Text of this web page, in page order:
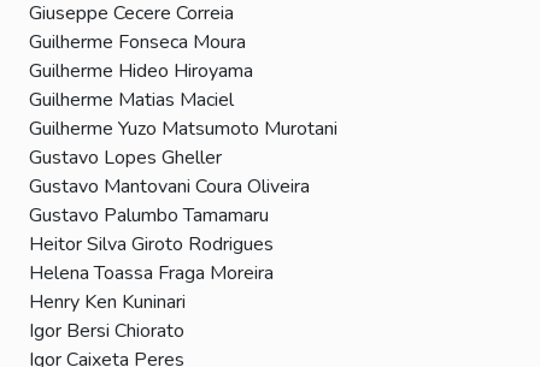
Giuseppe Cecere Correia
Guilherme Fonseca Moura
Guilherme Hideo Hiroyama
Guilherme Matias Maciel
Guilherme Yuzo Matsumoto Murotani
Gustavo Lopes Gheller
Gustavo Mantovani Coura Oliveira
Gustavo Palumbo Tamamaru
Heitor Silva Giroto Rodrigues
Helena Toassa Fraga Moreira
Henry Ken Kuninari
Igor Bersi Chiorato
Igor Caixeta Peres